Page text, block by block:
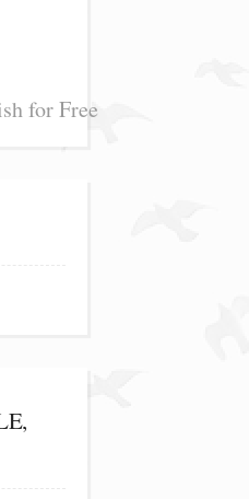
for Free